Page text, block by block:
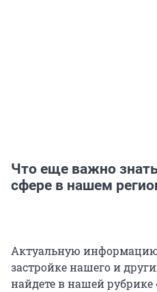
Что еще важно
сфере в нашем
Актуальную
застройке нашего и
найдете в нашей рубрике